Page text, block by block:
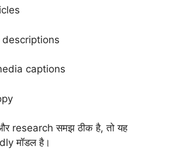
captions
research समझ ठीक है, तो यह
मॉडल है।